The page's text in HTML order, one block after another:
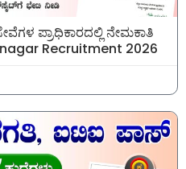
ಪ್ರಾಧಿಕಾರದಲ್ಲಿ ನೇಮಕಾತಿ
Recruitment 2026